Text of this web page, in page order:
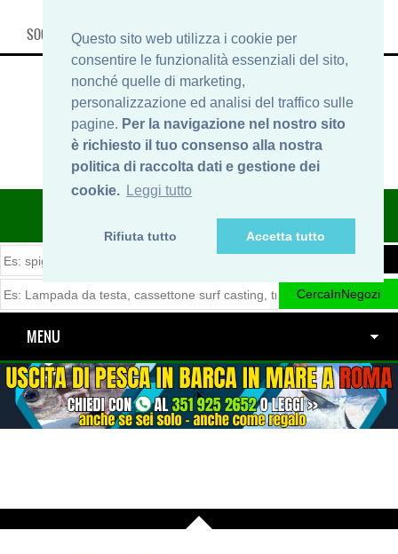
Questo sito web utilizza i cookie per
consentire le funzionalità essenziali del sito,
nonché quelle di marketing,
personalizzazione ed analisi del traffico sulle
pagine. Per la navigazione nel nostro sito
è richiesto il tuo consenso alla nostra
politica di raccolta dati e gestione dei
cookie. Leggi tutto
Rifiuta tutto Accetta tutto
SOCIAL, INFO & SHOP
ITINERARIDIPESCA.IT
MENU